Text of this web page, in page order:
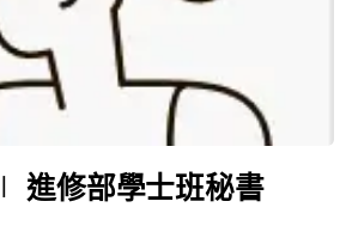
進修部學士班秘書